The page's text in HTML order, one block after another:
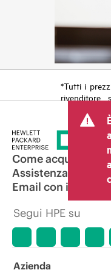
*Tutti i
rivenditore
costi, come
e le spese di
transazione
variare
rivenditori
mostrato. I
includere
limitato.
applicare
qualsiasi
variazioni
Come acquistare
Assistenza per i
Email con il
Segui HPE su
Azienda